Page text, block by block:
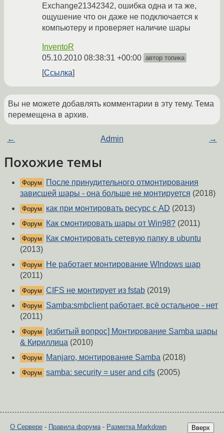
Exchange21342342, ошибка одна и та же,
ощушение что он даже не подключается к
компьютеру и проверяет наличие шары
InventoR
05.10.2010 08:38:31 +00:00 автор топика
Ссылка
Вы не можете добавлять комментарии в эту тему. Тема
перемещена в архив.
← Admin →
Похожие темы
Форум
После принудительного отмонтирования
зависшей шары - она больше не монтируется (2018)
Форум как при монтировать ресурс с AD (2013)
Форум Как смонтировать шары от Win98? (2011)
Форум
Как смонтировать сетевую папку в ubuntu
(2013)
Форум
Не работает монтирование WIndows шар
(2011)
Форум CIFS не монтирует из fstab (2019)
Форум
Samba:smbclient работает, всё остальное - нет
(2011)
Форум
[избитый вопрос] Монтирование Samba шары
& Кириллица (2010)
Форум Manjaro, монтирование Samba (2018)
Форум samba: security = user and cifs (2005)
Вверх
О Сервере - Правила форума- Разметка Markdown